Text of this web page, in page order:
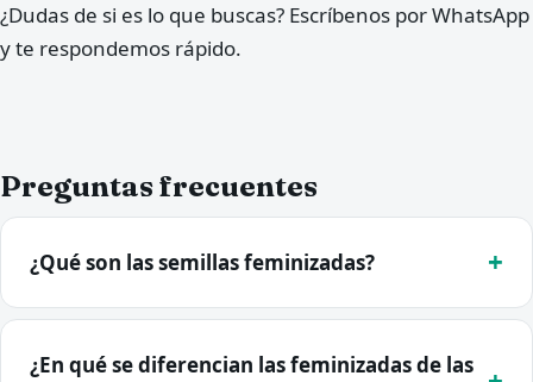
¿Dudas de si es lo que buscas? Escríbenos por WhatsApp
y te respondemos rápido.
Preguntas frecuentes
¿Qué son las semillas feminizadas?
¿En qué se diferencian las feminizadas de las